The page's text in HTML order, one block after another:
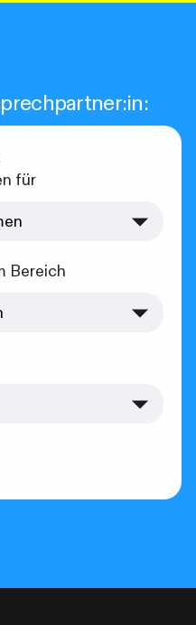
für
Bereich